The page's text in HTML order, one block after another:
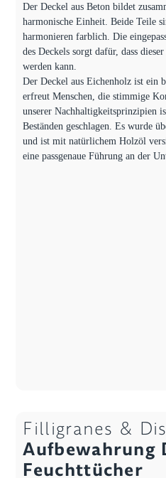
Der Deckel aus Beton bildet
harmonische Einheit. Beide Teile
harmonieren farblich. Die
des Deckels sorgt dafür, dass
werden kann.
Der Deckel aus Eichenholz ist ein
erfreut Menschen, die stimmige
unserer Nachhaltigkeitsprinzipien
Beständen geschlagen. Es wurde
und ist mit natürlichem Holzöl
eine passgenaue Führung an der
Filligranes &
Aufbewahrung
Feuchttücher